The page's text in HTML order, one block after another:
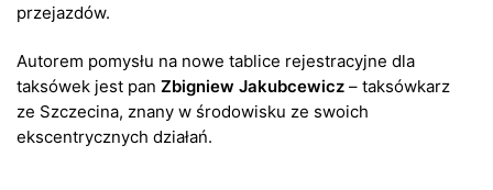
przejazdów.
Autorem pomysłu na nowe tablice rejestracyjne dla
taksówek jest pan Zbigniew Jakubcewicz – taksówkarz
ze Szczecina, znany w środowisku ze swoich
ekscentrycznych działań.